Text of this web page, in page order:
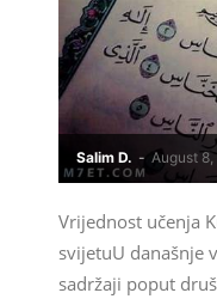
Salim D. - August
Vrijednost učenja
svijetuU današnje
sadržaji poput